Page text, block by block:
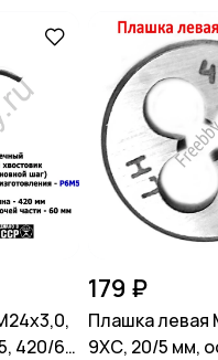
420/60
179 ₽
Плашка левая
9ХС, 20/5 мм,